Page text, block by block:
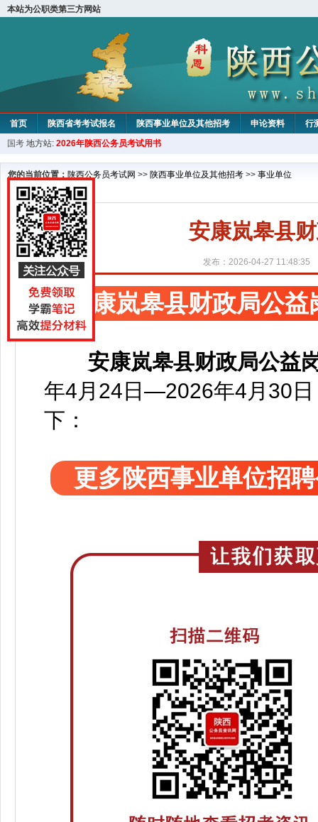
本站为公职类第三方网站
首页 陕西省考考试报名 陕西事业单位及其他招考 申论资料
行
国考 地方站: 2026年陕西公务员考试用书
您的当前位置： 陕西公务员考试网 >> 陕西事业单位及其他招考 >> 事业单位
安康岚皋县
发布：2026-04-27 11:48:35
安康岚皋县财政局公益
安康岚皋县财政局公益
年4月24日—2026年4月30日
下：
更多陕西事业单位招